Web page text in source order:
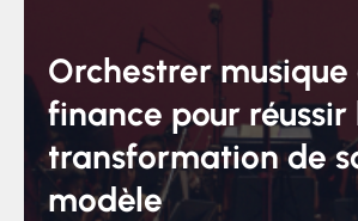
Orchestrer musique
finance pour réussir
transformation de
modèle